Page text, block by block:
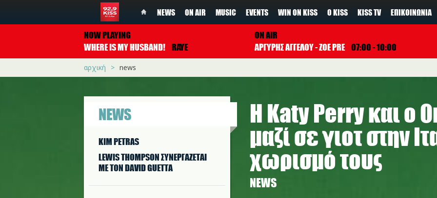
NEWS ON AIR MUSIC EVENTS WIN ON KISS Ο KISS KISS TV ΕΠΙΚΟΙΝΩΝΊΑ
NOW PLAYING
WHERE IS MY HUSBAND! RAYE
ON AIR
ΑΡΓΥΡΗΣ ΑΓΓΕΛΟΥ - ZOE PRE 07:00 - 10:00
αρχική news
NEWS
KIM PETRAS
LEWIS THOMPSON ΣΥΝΕΡΓAΖΕΤΑΙ
ΜΕ ΤΟΝ DAVID GUETTA
Η Katy Perry και ο
μαζί σε γιοτ στην
χωρισμό τους
NEWS